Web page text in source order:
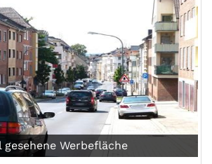
gesehene Werbefläche